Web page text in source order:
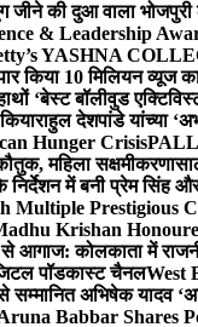
जीने की दुआ वाला भोजपुरी
& Leadership
YASHNA
किया 10 मिलियन व्यूज
‘बेस्ट बॉलीवुड
राहुल देशपांडे यांच्या
Hunger Crisis
महिला
में बनी प्रेम सिंह
Prestigious
Krishan
आगाज: कोलकाता में
पॉडकास्ट चैनलWest
सम्मानित अभिषेक यादव
Babbar Shares